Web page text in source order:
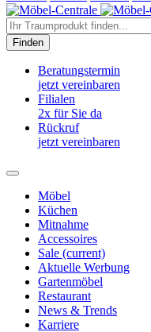
Finden
Beratungstermin
jetzt vereinbaren
Filialen
2x für Sie da
Rückruf
jetzt vereinbaren
Möbel
Küchen
Mitnahme
Accessoires
Sale (current)
Aktuelle Werbung
Gartenmöbel
Restaurant
News & Trends
Karriere